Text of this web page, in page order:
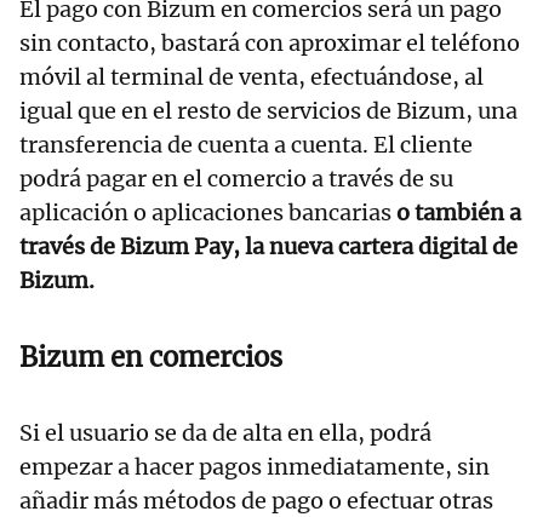
El pago con Bizum en comercios será un pago
sin contacto, bastará con aproximar el teléfono
móvil al terminal de venta, efectuándose, al
igual que en el resto de servicios de Bizum, una
transferencia de cuenta a cuenta. El cliente
podrá pagar en el comercio a través de su
aplicación o aplicaciones bancariaso también a
través de Bizum Pay, la nueva cartera digital de
Bizum.
Bizum en comercios
Si el usuario se da de alta en ella, podrá
empezar a hacer pagos inmediatamente, sin
añadir más métodos de pago o efectuar otras